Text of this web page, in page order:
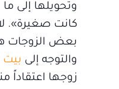
وتحويلها إلى
كانت صغيرة».
بعض الزوجات
والتوجه إلى بيت
زوجها اعتقاداً